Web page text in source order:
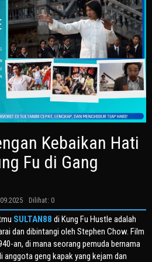
Kebaikan Hati
Fu di Gang
Dilihat: 0
SULTAN88 di Kung Fu Hustle adalah
dan dibintangi oleh Stephen Chow. Film
an, di mana seorang pemuda bernama
geng kapak yang kejam dan